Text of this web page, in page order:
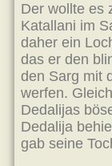
Der wollte es
Katallani im
daher ein
das er den
den Sarg mit
werfen.
Dedalijas
Dedalija
gab seine